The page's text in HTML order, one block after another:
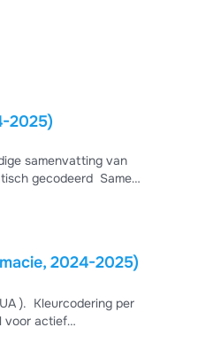
2025)
gecodeerd ️ Samen
Gene
2024-2025)
per